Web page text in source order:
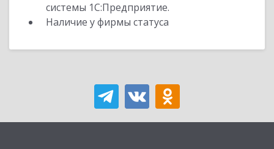
системы 1С:Предприятие.
Наличие у фирмы статуса